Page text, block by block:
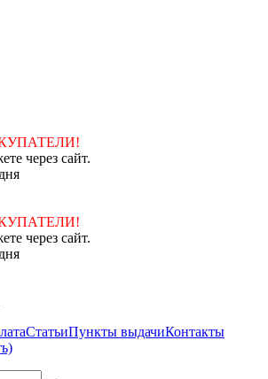
через сайт.
через сайт.
СтатьиПункты выдачиКонтакты